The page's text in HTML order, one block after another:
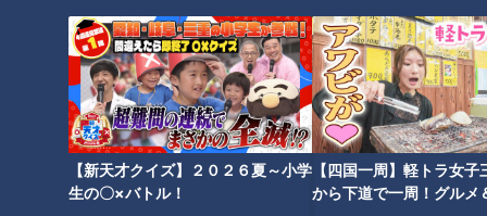
【新天才クイズ】２０２６夏～小学
生の〇×バトル！
【四国一周】軽トラ女子
から下道で一周！グルメ
更に距離を伸ばして投げてみると…
（切石選手）
「すごい、もうクリアですね、ノック（守備）いけます」
田中幹也もビックリ!? 奇跡のジャンピングスロー
ということで、早速石川選手に基本的な形を教わりノックを受